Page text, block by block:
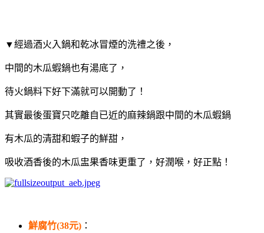
▼經過酒火入鍋和乾冰冒煙的洗禮之後，
中間的木瓜蝦鍋也有湯底了，
待火鍋料下好下滿就可以開動了！
其實最後蛋寶只吃離自已近的麻辣鍋跟中間的木瓜蝦鍋
有木瓜的清甜和蝦子的鮮甜，
吸收酒香後的木瓜盅果香味更重了，好潤喉，好正點！
鮮腐竹(38元) ：